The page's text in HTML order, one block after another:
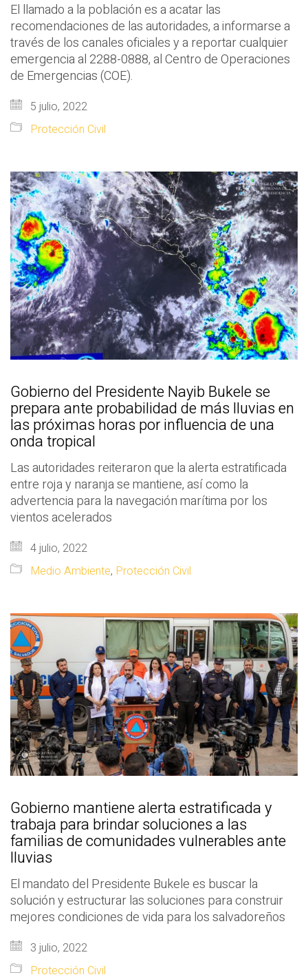
El llamado a la población es a acatar las
recomendaciones de las autoridades, a informarse a
través de los canales oficiales y a reportar cualquier
emergencia al 2288-0888, al Centro de Operaciones
de Emergencias (COE).
5 julio, 2022
Protección Civil
Gobierno del Presidente Nayib Bukele se
prepara ante probabilidad de más lluvias en
las próximas horas por influencia de una
onda tropical
Las autoridades reiteraron que la alerta estratificada
entre roja y naranja se mantiene, así como la
advertencia para la navegación marítima por los
vientos acelerados
4 julio, 2022
Medio Ambiente, Protección Civil
Gobierno mantiene alerta estratificada y
trabaja para brindar soluciones a las
familias de comunidades vulnerables ante
lluvias
El mandato del Presidente Bukele es buscar la
solución y estructurar las soluciones para construir
mejores condiciones de vida para los salvadoreños
3 julio, 2022
Protección Civil